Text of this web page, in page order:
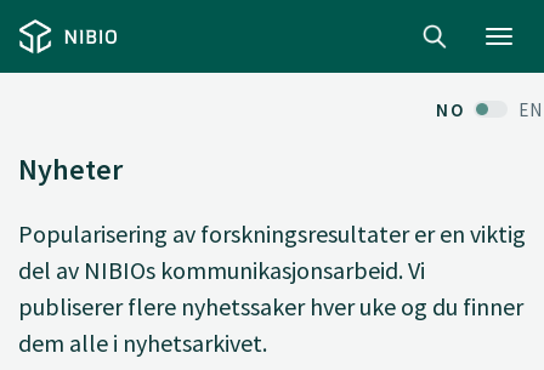
NO EN
Nyheter
Popularisering av forskningsresultater er en viktig
del av NIBIOs kommunikasjonsarbeid. Vi
publiserer flere nyhetssaker hver uke og du finner
dem alle i nyhetsarkivet.